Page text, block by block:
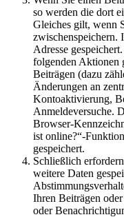
so werden die dort
Gleiches gilt, wenn
zwischenspeichern.
Adresse
folgenden Aktionen
Beiträgen (dazu
Änderungen an
Kontoaktivierung,
Anmeldeversuche.
Browser-
ist online?“-
gespeichert.
Schließlich
weitere Daten
Ihren Beiträgen
oder